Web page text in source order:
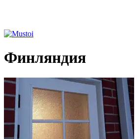
Финляндия